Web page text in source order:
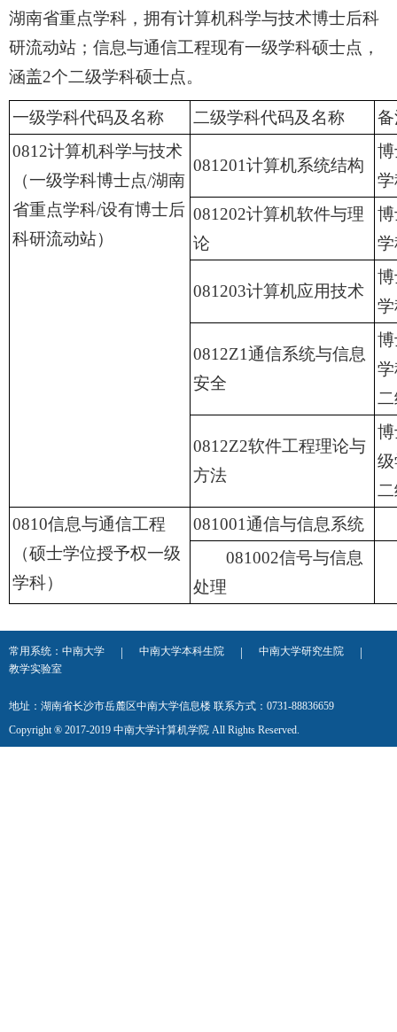
湖南省重点学科，拥有计算机科学与技术博士后科
研流动站；信息与通信工程现有一级学科硕士点，
涵盖2个二级学科硕士点。
一级学科代码及名称 二级学科代码及名称
0812计算机科学与技术
（一级学科博士点/湖南
省重点学科/设有博士后
科研流动站）
081201计算机系统结构
081202计算机软件与理
论
081203计算机应用技术
0812Z1通信系统与信息
安全
0812Z2软件工程理论与
方法
0810信息与通信工程
（硕士学位授予权一级
学科）
081001通信与信息系统
081002信号与信息
处理
常用系统： 中南大学 中南大学本科生院 中南大学研究生院
教学实验室
地址：湖南省长沙市岳麓区中南大学信息楼 联系方式：0731-88836659
Copyright ® 2017-2019 中南大学计算机学院 All Rights Reserved.